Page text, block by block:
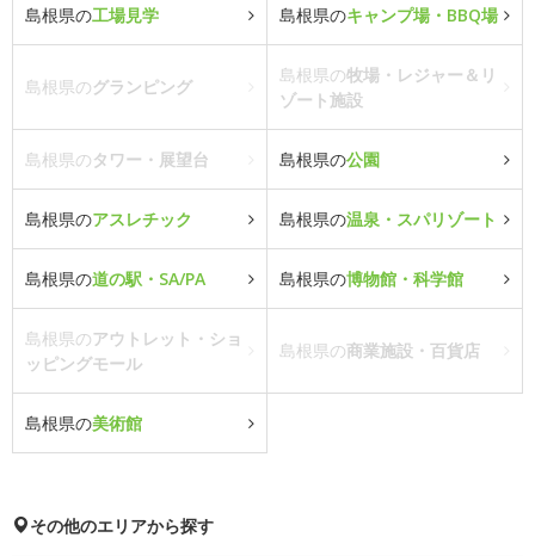
島根県の工場見学 島根県のキャンプ場・BBQ場
島根県のグランピング
島根県の牧場・レジャー＆リ
ゾート施設
島根県のタワー・展望台 島根県の公園
島根県のアスレチック 島根県の温泉・スパリゾート
島根県の道の駅・SA/PA 島根県の博物館・科学館
島根県のアウトレット・ショ
ッピングモール
島根県の商業施設・百貨店
島根県の美術館
その他のエリアから探す